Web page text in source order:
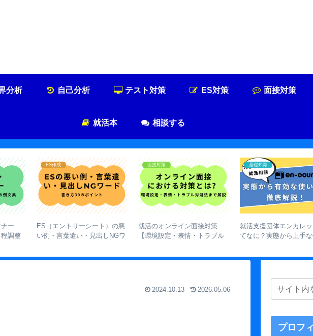
分析 自己分析 テスト対策 ES対策 面接対策
就活本 相談する
GD対策
【GD(グループディスカッシ
ョン)全勝】初めてでも受か
就活本
【最新】就活生に業界地図が
オススメな理由 | 志望企業を
面接対策
就活の一次・二次・最終面接
の違いと対策【面接官が各段
2024.10.13 2026.05.06
プロフ